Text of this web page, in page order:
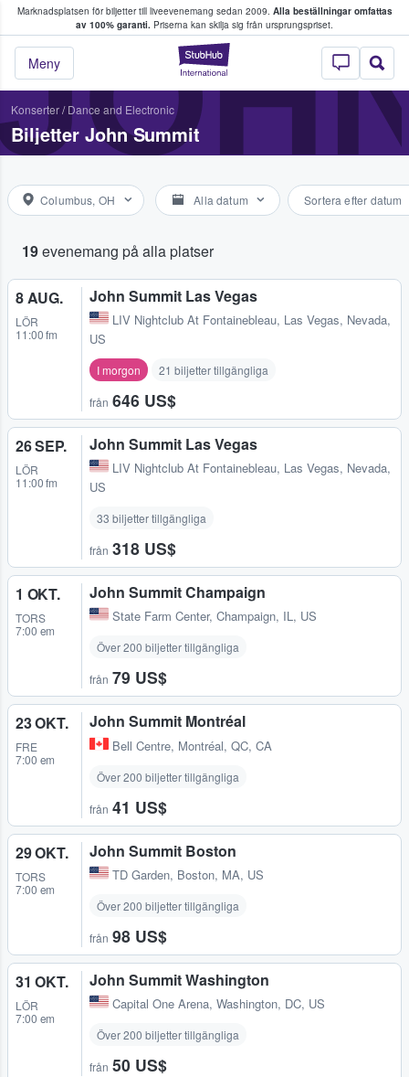
Marknadsplatsen för biljetter till liveevenemang sedan 2009. Alla beställningar omfattas
av 100% garanti. Priserna kan skilja sig från ursprungspriset.
StubHub – där
Meny
köper och säljer biljetter.
Konserter/ Dance and Electronic
Biljetter John Summit
Columbus, OH Alla datum Sortera efter datum
19evenemang på alla platser
8 AUG.
LÖR
11:00 fm
John Summit Las Vegas
LIV Nightclub At Fontainebleau, Las Vegas, Nevada,
US
I morgon 21 biljetter tillgängliga
från 646 US$
26 SEP.
LÖR
11:00 fm
John Summit Las Vegas
LIV Nightclub At Fontainebleau, Las Vegas, Nevada,
US
33 biljetter tillgängliga
från 318 US$
1 OKT.
TORS
7:00 em
John Summit Champaign
State Farm Center, Champaign, IL, US
Över 200 biljetter tillgängliga
från 79 US$
23 OKT.
FRE
7:00 em
John Summit Montréal
Bell Centre, Montréal, QC, CA
Över 200 biljetter tillgängliga
från 41 US$
29 OKT.
TORS
7:00 em
John Summit Boston
TD Garden, Boston, MA, US
Över 200 biljetter tillgängliga
från 98 US$
31 OKT.
LÖR
7:00 em
John Summit Washington
Capital One Arena, Washington, DC, US
Över 200 biljetter tillgängliga
från 50 US$